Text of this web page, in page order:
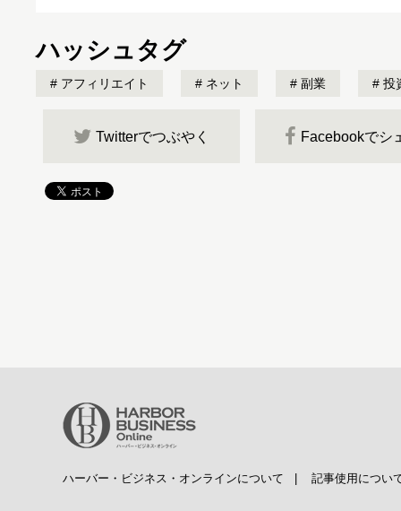
ハッシュタグ
アフィリエイト ネット 副業 投
Twitterでつぶやく Facebookでシ
ハーバー・ビジネス・オンラインについて 記事使用につい